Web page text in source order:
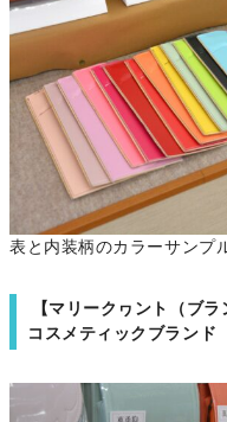
表と内装柄のカラーサンプ
【マリークヮント（ブ
コスメティックブランド